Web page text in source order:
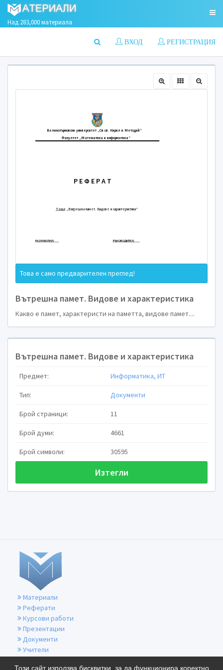
Над 283,000 материала
РЕГИСТРАЦИЯ
ВХОД
Факултет „Математика и
Р Е Ф Е Р А Т
Тема: „Вътрешна памет. Видове и
Това е само предварителен преглед!
Вътрешна памет. Видове и характеристика
Какво е памет, характеристи на паметта, видове памет....
Вътрешна памет. Видове и характеристика
Предмет: Информатика, ИТ
Тип: Документи
Брой страници: 11
Брой думи: 4661
Брой символи: 30595
Изтегли
Този сайт използва бисквитки, за да функционира коректно
Материали
Реферати
Курсови работи
Презентации
Документи
Учители